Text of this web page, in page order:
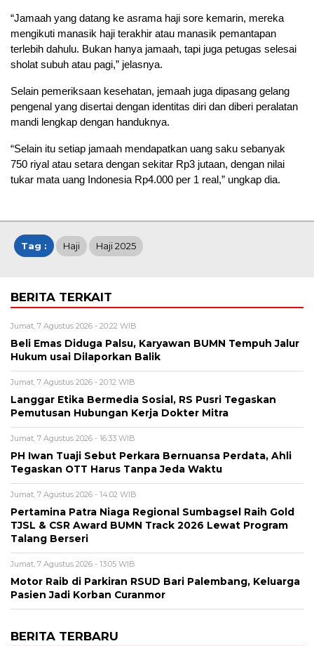
“Jamaah yang datang ke asrama haji sore kemarin, mereka
mengikuti manasik haji terakhir atau manasik pemantapan
terlebih dahulu. Bukan hanya jamaah, tapi juga petugas selesai
sholat subuh atau pagi,” jelasnya.
Selain pemeriksaan kesehatan, jemaah juga dipasang gelang
pengenal yang disertai dengan identitas diri dan diberi peralatan
mandi lengkap dengan handuknya.
“Selain itu setiap jamaah mendapatkan uang saku sebanyak
750 riyal atau setara dengan sekitar Rp3 jutaan, dengan nilai
tukar mata uang Indonesia Rp4.000 per 1 real,” ungkap dia.
Tag : Haji Haji 2025
BERITA TERKAIT
Jumat, 7 Agustus 2026 - 20:22 WIB
Beli Emas Diduga Palsu, Karyawan BUMN Tempuh Jalur
Hukum usai Dilaporkan Balik
Jumat, 7 Agustus 2026 - 20:12 WIB
Langgar Etika Bermedia Sosial, RS Pusri Tegaskan
Pemutusan Hubungan Kerja Dokter Mitra
Jumat, 7 Agustus 2026 - 16:33 WIB
PH Iwan Tuaji Sebut Perkara Bernuansa Perdata, Ahli
Tegaskan OTT Harus Tanpa Jeda Waktu
Jumat, 7 Agustus 2026 - 14:02 WIB
Pertamina Patra Niaga Regional Sumbagsel Raih Gold
TJSL & CSR Award BUMN Track 2026 Lewat Program
Talang Berseri
Jumat, 7 Agustus 2026 - 13:05 WIB
Motor Raib di Parkiran RSUD Bari Palembang, Keluarga
Pasien Jadi Korban Curanmor
BERITA TERBARU